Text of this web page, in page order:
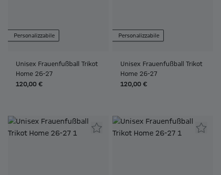
Personalizzabile
Unisex Frauenfußball Trikot
Home 26-27
120,00 €
Personalizzabile
Unisex Frauenfußball Trikot
Home 26-27
120,00 €